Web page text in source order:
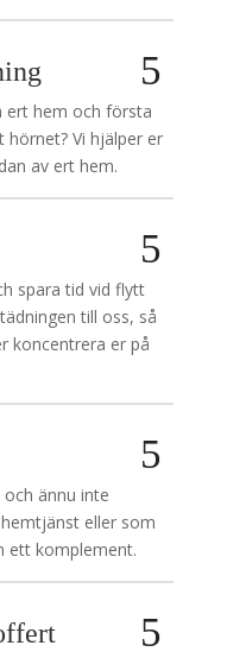
ert hem och första
hörnet? Vi hjälper er
av ert hem.
spara tid vid flytt
till oss, så
koncentrera er på
ännu inte
eller som
ett komplement.